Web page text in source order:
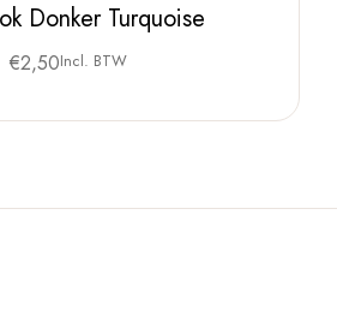
Donker Turquoise
€2,50Incl. BTW